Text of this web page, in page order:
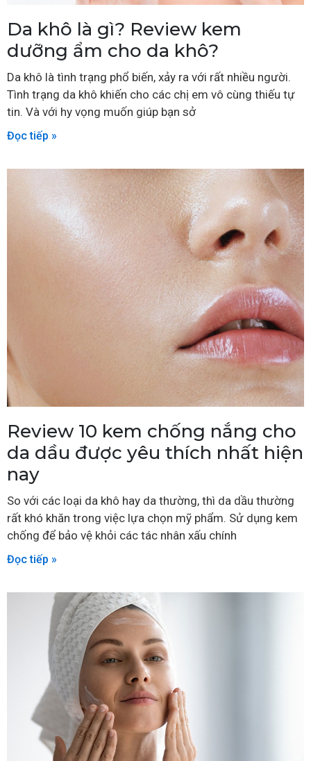
Da khô là gì? Review kem
dưỡng ẩm cho da khô?
Da khô là tình trạng phổ biến, xảy ra với rất nhiều người.
Tình trạng da khô khiến cho các chị em vô cùng thiếu tự
tin. Và với hy vọng muốn giúp bạn sở
Đọc tiếp »
Review 10 kem chống nắng cho
da dầu được yêu thích nhất hiện
nay
So với các loại da khô hay da thường, thì da dầu thường
rất khó khăn trong việc lựa chọn mỹ phẩm. Sử dụng kem
chống để bảo vệ khỏi các tác nhân xấu chính
Đọc tiếp »